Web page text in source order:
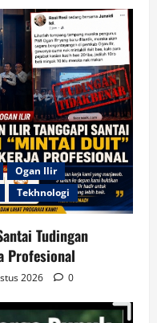
Ogan Ilir
Tekhnologi
Tudingan
Profesional
2026 0